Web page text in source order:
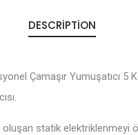
DESCRIPTION
Çamaşır Yumuşatıcı 5
oluşan statik elektriklenmeyi